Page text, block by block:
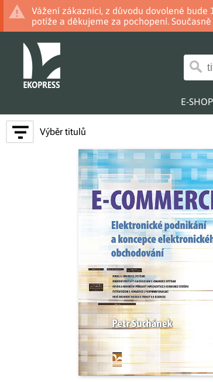
Vážení zákazníci, z důvodu dovolené
potíže a děkujeme za pochopení.
E-SHOP
Výběr titulů